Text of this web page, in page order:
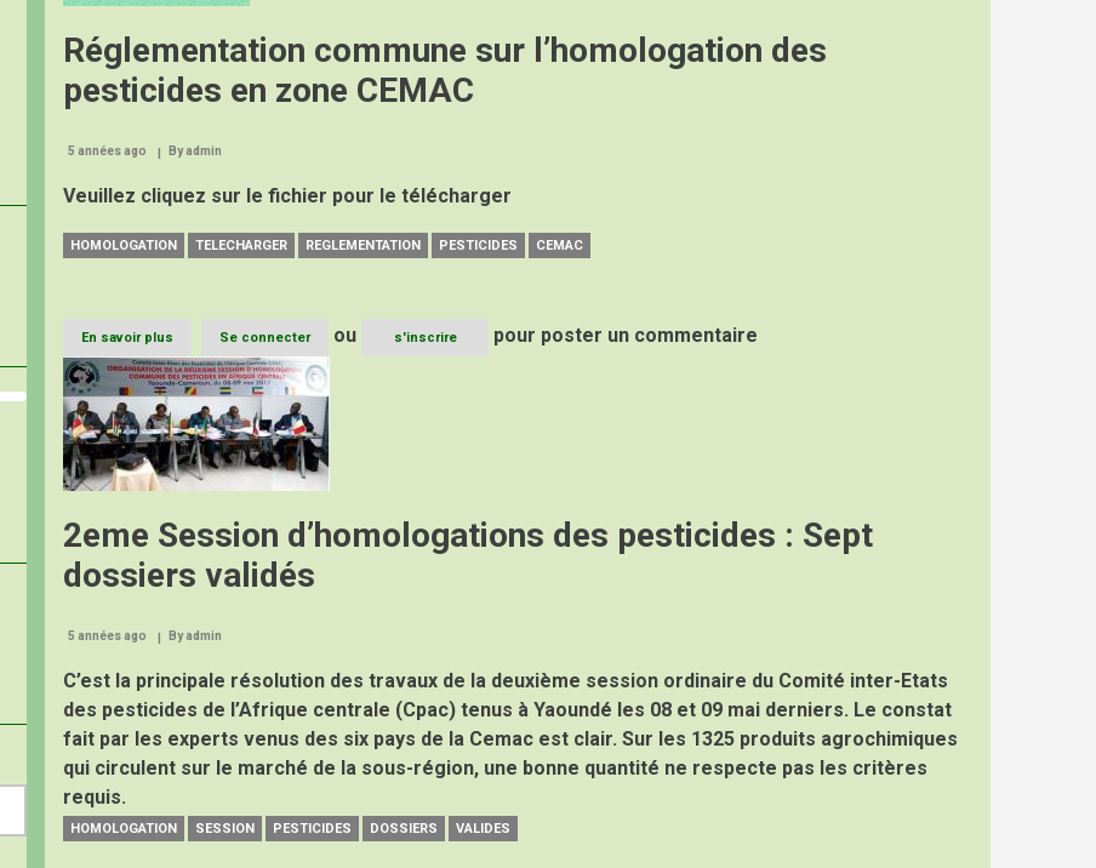
Réglementation commune sur l’homologation des
pesticides en zone CEMAC
5 années ago Byadmin
Veuillez cliquez sur le fichier pour le télécharger
HOMOLOGATION TELECHARGER REGLEMENTATION PESTICIDES CEMAC
En savoir plus
Réglementation
commune
sur
l’homologation
des
pesticides
en
CEMAC
Se connecter ou s'inscrire
pour poster un commentaire
Image
2eme Session d’homologations des pesticides : Sept
dossiers validés
5 années ago Byadmin
C’est la principale résolution des travaux de la deuxième session ordinaire du Comité inter-Etats
des pesticides de l’Afrique centrale (Cpac) tenus à Yaoundé les 08 et 09 mai derniers. Le constat
fait par les experts venus des six pays de la Cemac est clair. Sur les 1325 produits agrochimiques
qui circulent sur le marché de la sous-région, une bonne quantité ne respecte pas les critères
requis.
HOMOLOGATION SESSION PESTICIDES DOSSIERS VALIDES